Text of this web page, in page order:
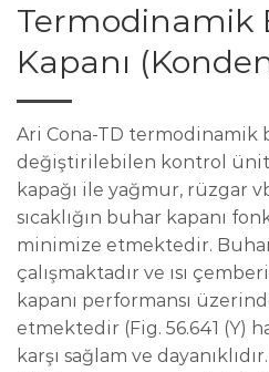
Termodinamik
Kapanı
Ari Cona-TD termodinamik
değiştirilebilen kontrol
kapağı ile yağmur, rüzgar
sıcaklığın buhar kapanı
minimize etmektedir.
çalışmaktadır ve ısı
kapanı performansı
etmektedir (Fig. 56.641 (Y)
karşı sağlam ve